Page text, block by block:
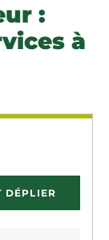
:
à
DÉPLIER